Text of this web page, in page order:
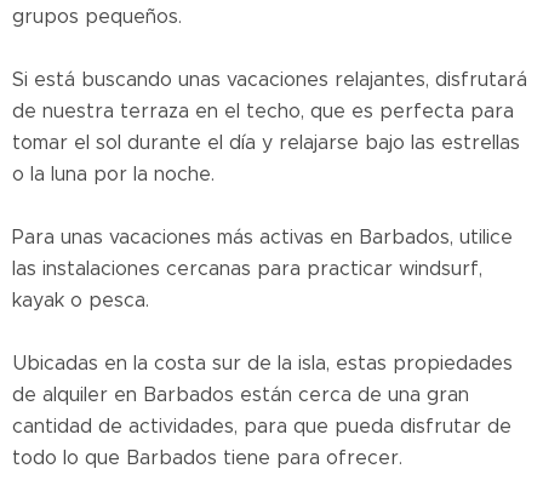
grupos pequeños.
Si está buscando unas vacaciones relajantes, disfrutará
de nuestra terraza en el techo, que es perfecta para
tomar el sol durante el día y relajarse bajo las estrellas
o la luna por la noche.
Para unas vacaciones más activas en Barbados, utilice
las instalaciones cercanas para practicar windsurf,
kayak o pesca.
Ubicadas en la costa sur de la isla, estas propiedades
de alquiler en Barbados están cerca de una gran
cantidad de actividades, para que pueda disfrutar de
todo lo que Barbados tiene para ofrecer.